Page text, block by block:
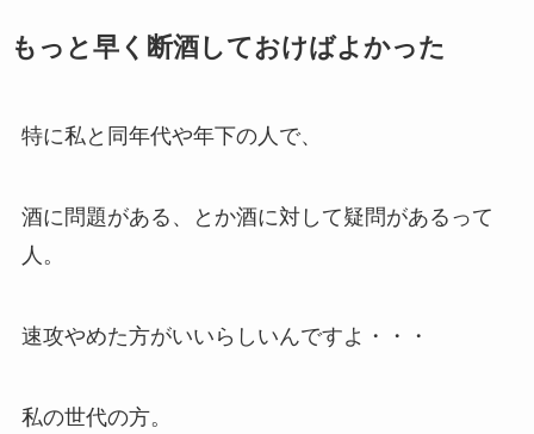
もっと早く断酒しておけばよかった
特に私と同年代や年下の人で、
酒に問題がある、とか酒に対して疑問があるって
人。
速攻やめた方がいいらしいんですよ・・・
私の世代の方。